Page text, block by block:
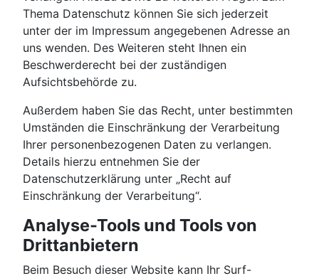
Thema Datenschutz können Sie sich jederzeit
unter der im Impressum angegebenen Adresse an
uns wenden. Des Weiteren steht Ihnen ein
Beschwerderecht bei der zuständigen
Aufsichtsbehörde zu.
Außerdem haben Sie das Recht, unter bestimmten
Umständen die Einschränkung der Verarbeitung
Ihrer personenbezogenen Daten zu verlangen.
Details hierzu entnehmen Sie der
Datenschutzerklärung unter „Recht auf
Einschränkung der Verarbeitung“.
Analyse-Tools und Tools von
Drittanbietern
Beim Besuch dieser Website kann Ihr Surf-